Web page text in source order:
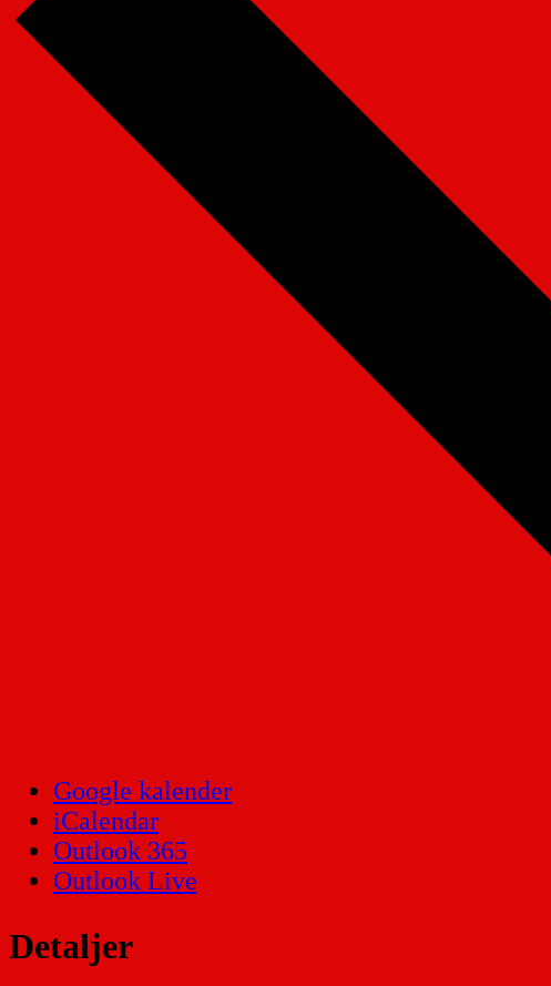
Google kalender
iCalendar
Outlook 365
Outlook Live
Detaljer